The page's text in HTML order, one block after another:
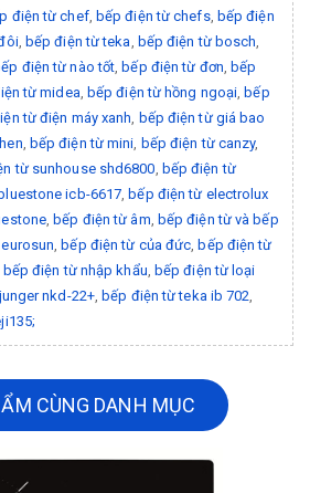
điện từ chef, bếp điện từ chefs, bếp điện
, bếp điện từ teka, bếp điện từ bosch,
điện từ nào tốt, bếp điện từ đơn, bếp
từ midea, bếp điện từ hồng ngoại, bếp
từ điện máy xanh, bếp điện từ giá bao
, bếp điện từ mini, bếp điện từ canzy,
từ sunhouse shd6800, bếp điện từ
icb-6617, bếp điện từ electrolux
, bếp điện từ âm, bếp điện từ và bếp
, bếp điện từ của đức, bếp điện từ
bếp điện từ nhập khẩu, bếp điện từ loại
nkd-22+, bếp điện từ teka ib 702,
CÙNG DANH MỤC